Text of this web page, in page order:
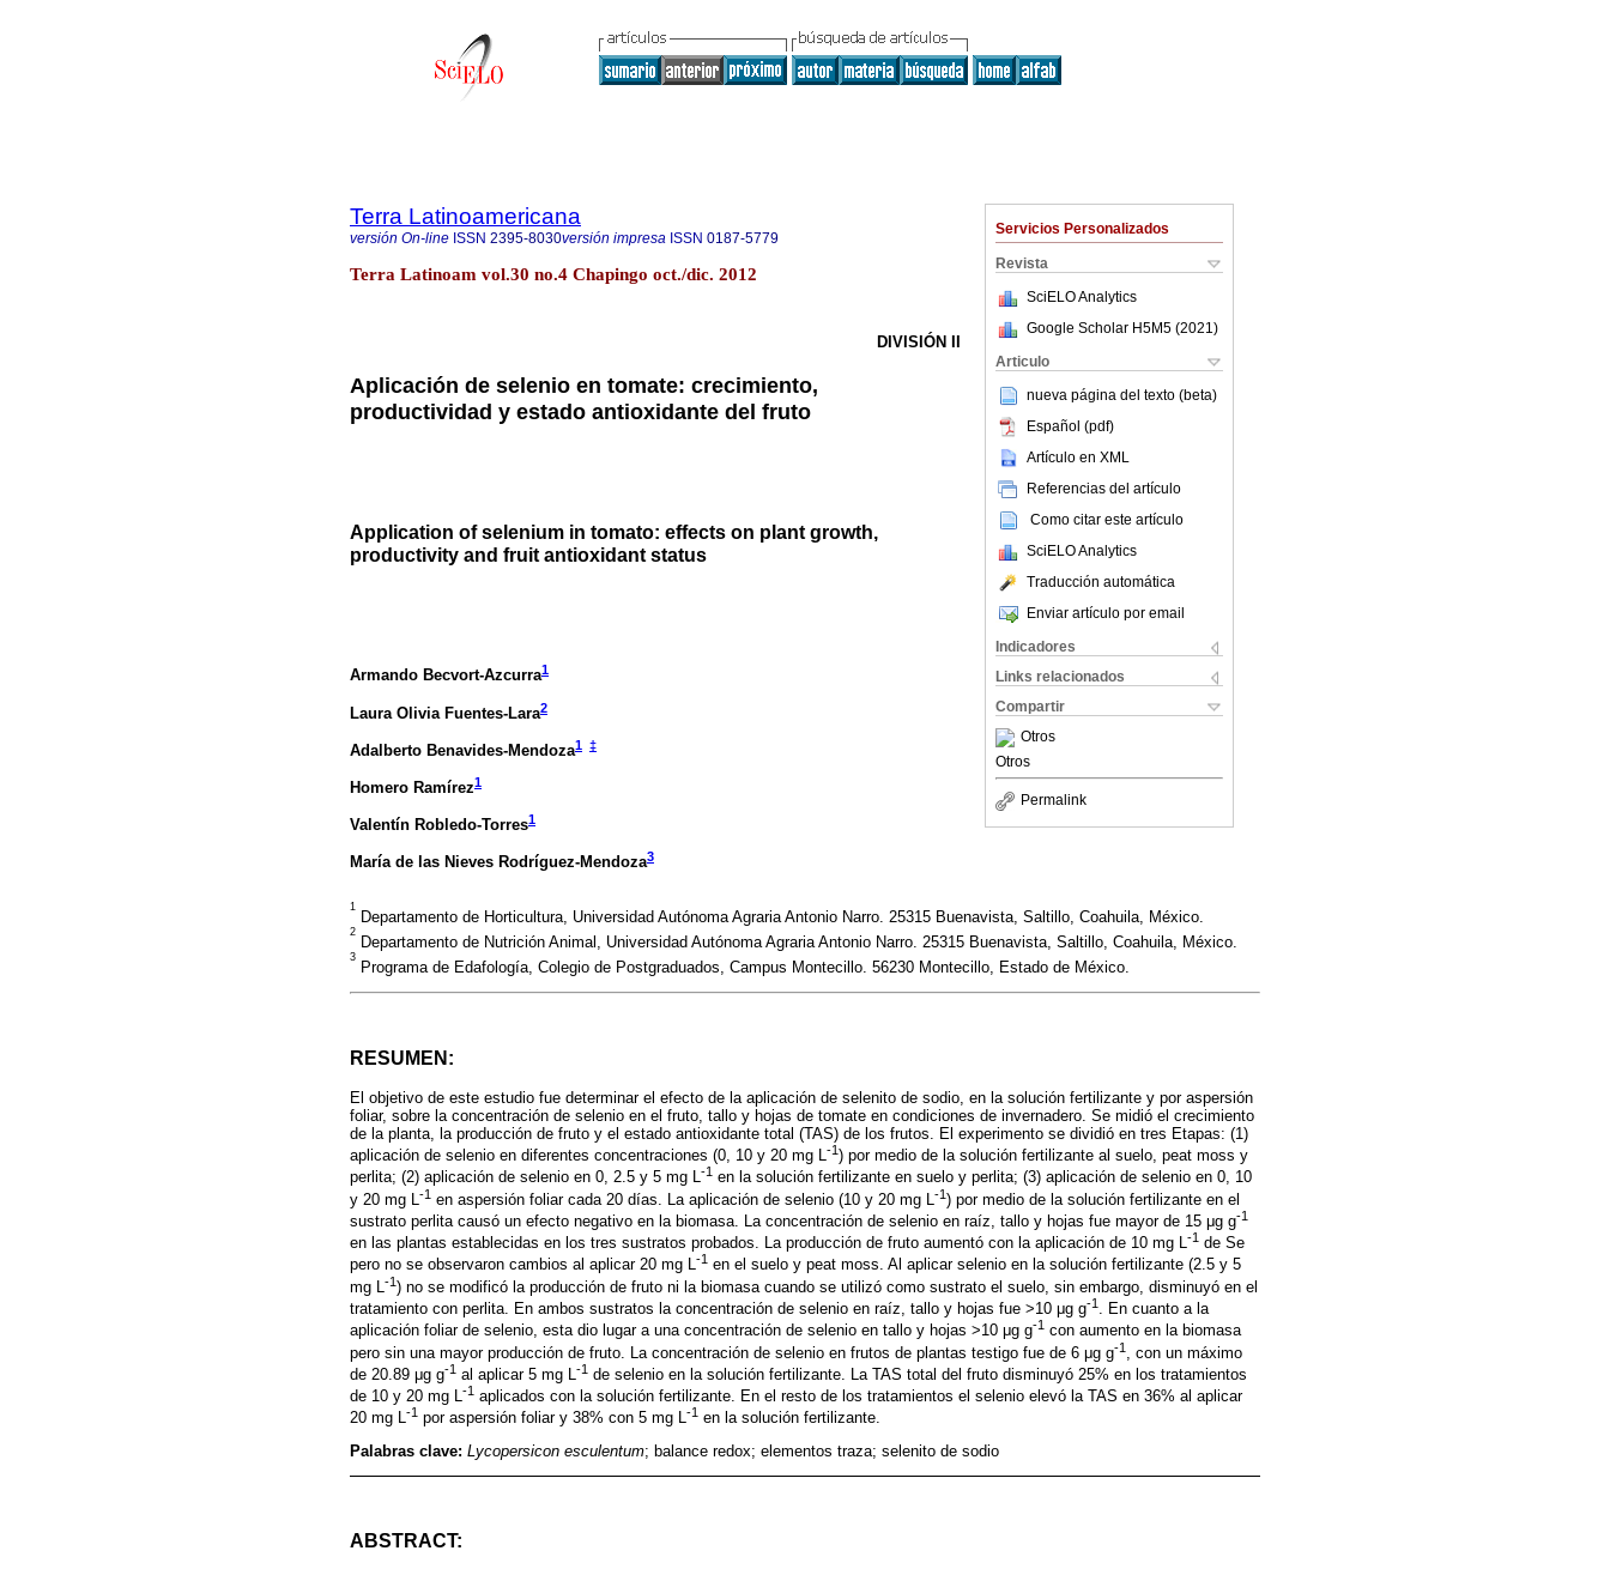
Servicios Personalizados
Revista
SciELO Analytics
Google Scholar H5M5 (2021 )
Articulo
nueva página del texto (beta)
Español (pdf)
Artículo en XML
Referencias del artículo
Como citar este artículo
SciELO Analytics
Traducción automática
Enviar artículo por email
Indicadores
Links relacionados
Compartir
Otros
Otros
Permalink
Terra Latinoamericana
versión On-line ISSN 2395-8030versión impresa ISSN 0187-5779
Terra Latinoam vol.30 no.4 Chapingo oct./dic. 2012
DIVISIÓN II
Aplicación de selenio en tomate: crecimiento,
productividad y estado antioxidante del fruto
Application of selenium in tomato: effects on plant growth,
productivity and fruit antioxidant status
Armando Becvort-Azcurra1
Laura Olivia Fuentes-Lara2
Adalberto Benavides-Mendoza1 ‡
Homero Ramírez1
Valentín Robledo-Torres1
María de las Nieves Rodríguez-Mendoza3
1
Departamento de Horticultura, Universidad Autónoma Agraria Antonio Narro. 25315 Buenavista, Saltillo, Coahuila, México.
2
Departamento de Nutrición Animal, Universidad Autónoma Agraria Antonio Narro. 25315 Buenavista, Saltillo, Coahuila, México.
3
Programa de Edafología, Colegio de Postgraduados, Campus Montecillo. 56230 Montecillo, Estado de México.
RESUMEN:
El objetivo de este estudio fue determinar el efecto de la aplicación de selenito de sodio, en la solución fertilizante y por aspersión
foliar, sobre la concentración de selenio en el fruto, tallo y hojas de tomate en condiciones de invernadero. Se midió el crecimiento
de la planta, la producción de fruto y el estado antioxidante total (TAS) de los frutos. El experimento se dividió en tres Etapas: (1)
aplicación de selenio en diferentes concentraciones (0, 10 y 20 mg L-1) por medio de la solución fertilizante al suelo, peat moss y
perlita; (2) aplicación de selenio en 0, 2.5 y 5 mg L-1 en la solución fertilizante en suelo y perlita; (3) aplicación de selenio en 0, 10
y 20 mg L
-1 en aspersión foliar cada 20 días. La aplicación de selenio (10 y 20 mg L -1) por medio de la solución fertilizante en el
sustrato perlita causó un efecto negativo en la biomasa. La concentración de selenio en raíz, tallo y hojas fue mayor de 15 μg g-1
en las plantas establecidas en los tres sustratos probados. La producción de fruto aumentó con la aplicación de 10 mg L-1 de Se
pero no se observaron cambios al aplicar 20 mg L-1 en el suelo y peat moss. Al aplicar selenio en la solución fertilizante (2.5 y 5
mg L
-1) no se modificó la producción de fruto ni la biomasa cuando se utilizó como sustrato el suelo, sin embargo, disminuyó en el
tratamiento con perlita. En ambos sustratos la concentración de selenio en raíz, tallo y hojas fue >10 μg g-1 . En cuanto a la
aplicación foliar de selenio, esta dio lugar a una concentración de selenio en tallo y hojas >10 μg g-1 con aumento en la biomasa
pero sin una mayor producción de fruto. La concentración de selenio en frutos de plantas testigo fue de 6 μg g-1
, con un máximo
de 20.89 μg g-1 al aplicar 5 mg L-1 de selenio en la solución fertilizante. La TAS total del fruto disminuyó 25% en los tratamientos
de 10 y 20 mg L-1 aplicados con la solución fertilizante. En el resto de los tratamientos el selenio elevó la TAS en 36% al aplicar
20 mg L-1 por aspersión foliar y 38% con 5 mg L-1 en la solución fertilizante.
Palabras clave: Lycopersicon esculentum; balance redox; elementos traza; selenito de sodio
ABSTRACT: